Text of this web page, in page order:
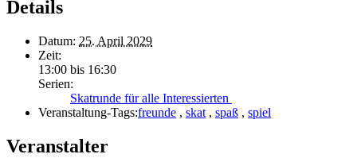
Details
Datum: 25. April 2029
Zeit:
13:00 bis 16:30
Serien:
Skatrunde für alle Interessierten
Veranstaltung-Tags:freunde , skat , spaß , spiel
Veranstalter